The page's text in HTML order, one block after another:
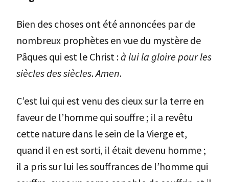
Bien des choses ont été annoncées par de
nombreux prophètes en vue du mystère de
Pâques qui est le Christ :à lui la gloire pour les
siècles des siècles.Amen.
C’est lui qui est venu des cieux sur la terre en
faveur de l’homme qui souffre ; il a revêtu
cette nature dans le sein de la Vierge et,
quand il en est sorti, il était devenu homme ;
il a pris sur lui les souffrances de l’homme qui